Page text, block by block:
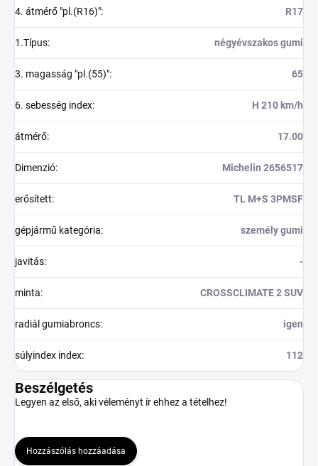
4. átmérő "pl.(R16)": R17
1.Típus: négyévszakos gumi
3. magasság "pl.(55)": 65
6. sebesség index: H 210 km/h
átmérő: 17.00
Dimenzió: Michelin 2656517
erősített: TL M+S 3PMSF
gépjármű kategória: személy gumi
javitás: -
minta: CROSSCLIMATE 2 SUV
radiál gumiabroncs: igen
súlyindex index: 112
Beszélgetés
Legyen az első, aki véleményt ír ehhez a tételhez!
Hozzászólás hozzáadása